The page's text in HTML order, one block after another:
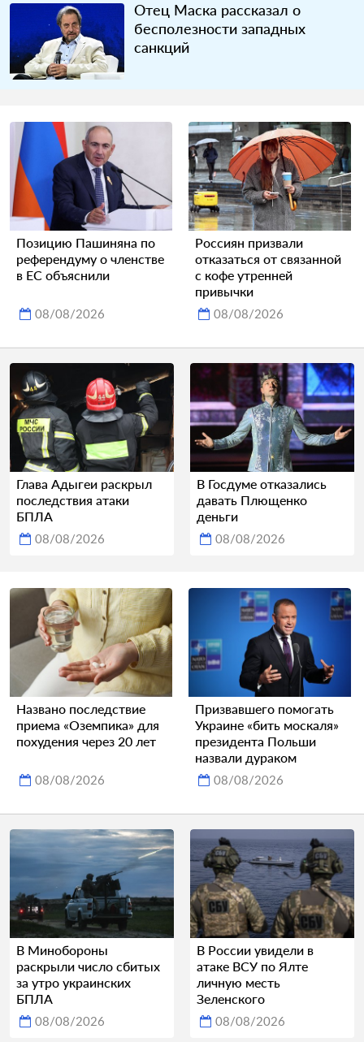
Отец Маска рассказал о
бесполезности западных
санкций
Позицию Пашиняна по
референдуму о членстве
в ЕС объяснили
08/08/2026
Россиян призвали
отказаться от связанной
с кофе утренней
привычки
08/08/2026
Глава Адыгеи раскрыл
последствия атаки
БПЛА
08/08/2026
В Госдуме отказались
давать Плющенко
деньги
08/08/2026
Названо последствие
приема «Оземпика» для
похудения через 20 лет
08/08/2026
Призвавшего помогать
Украине «бить москаля»
президента Польши
назвали дураком
08/08/2026
В Минобороны
раскрыли число сбитых
за утро украинских
БПЛА
08/08/2026
В России увидели в
атаке ВСУ по Ялте
личную месть
Зеленского
08/08/2026